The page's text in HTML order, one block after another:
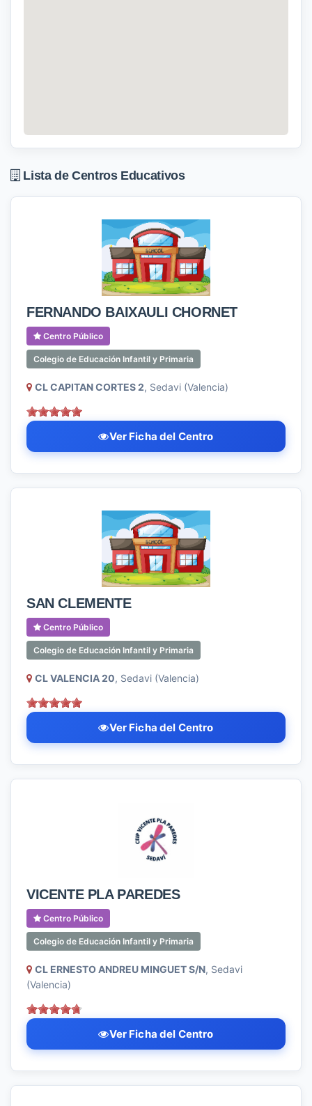
Lista de Centros Educativos
FERNANDO BAIXAULI CHORNET
Centro Público
Colegio de Educación Infantil y Primaria
CL CAPITAN CORTES 2, Sedavi (Valencia)
Ver Ficha del Centro
SAN CLEMENTE
Centro Público
Colegio de Educación Infantil y Primaria
CL VALENCIA 20, Sedavi (Valencia)
Ver Ficha del Centro
VICENTE PLA PAREDES
Centro Público
Colegio de Educación Infantil y Primaria
CL ERNESTO ANDREU MINGUET S/N, Sedavi
(Valencia)
Ver Ficha del Centro